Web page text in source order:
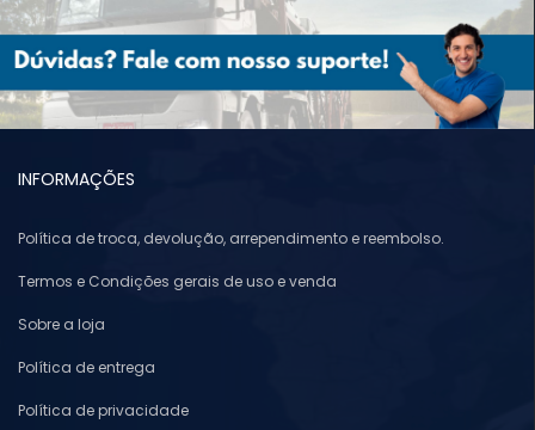
INFORMAÇÕES
Política de troca, devolução, arrependimento e reembolso.
Termos e Condições gerais de uso e venda
Sobre a loja
Política de entrega
Política de privacidade